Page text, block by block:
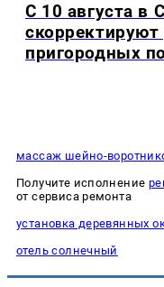
С 10 августа в
скорректируют
пригородных
массаж шейно-
Получите исполнение
от сервиса ремонта
установка деревянных
отель солнечный